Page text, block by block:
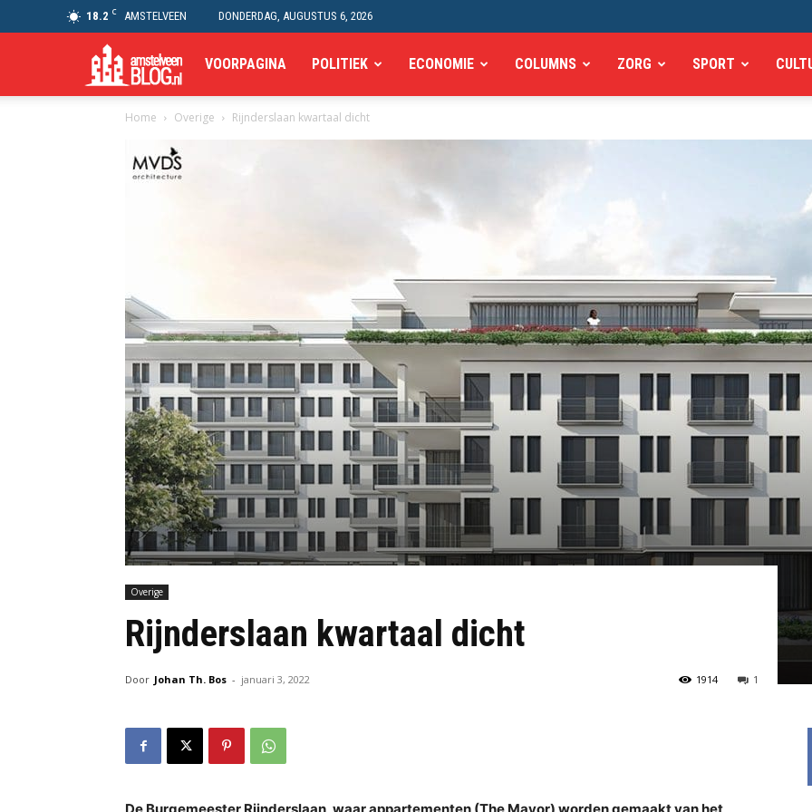
18.2 C AMSTELVEEN DONDERDAG, AUGUSTUS 6, 2026
Amstelveen
Blog
VOORPAGINA POLITIEK ECONOMIE COLUMNS ZORG SPORT
Home Overige Rijnderslaan kwartaal dicht
Overige
Rijnderslaan kwartaal dicht
Door Johan Th. Bos - januari 3, 2022 1
1914